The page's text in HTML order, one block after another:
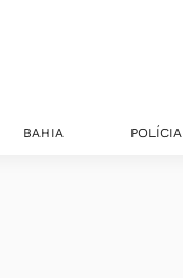
BAHIA POLÍCIA